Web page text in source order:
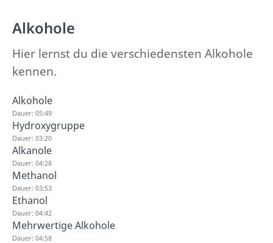
Alkohole
Hier lernst du die verschiedensten Alkohole
kennen.
Alkohole
Dauer: 05:49
Hydroxygruppe
Dauer: 03:20
Alkanole
Dauer: 04:28
Methanol
Dauer: 03:53
Ethanol
Dauer: 04:42
Mehrwertige Alkohole
Dauer: 04:58